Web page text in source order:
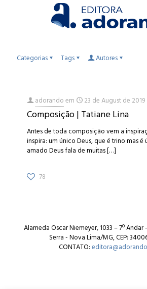
Categorias Tags Autores
adorandoem 23 de August de 2019
Composição | Tatiane Lina
Antes de toda composição vem a
inspira: um único Deus, que é trino mas é
amado Deus fala de muitas[…]
78
Alameda Oscar Niemeyer, 1033 – 7º
Serra - Nova Lima/MG, CEP:
CONTATO: